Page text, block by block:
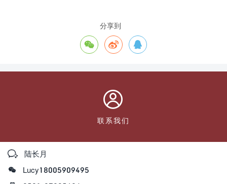
分享到
  

联系我们

陆长月

Lucy18005909495